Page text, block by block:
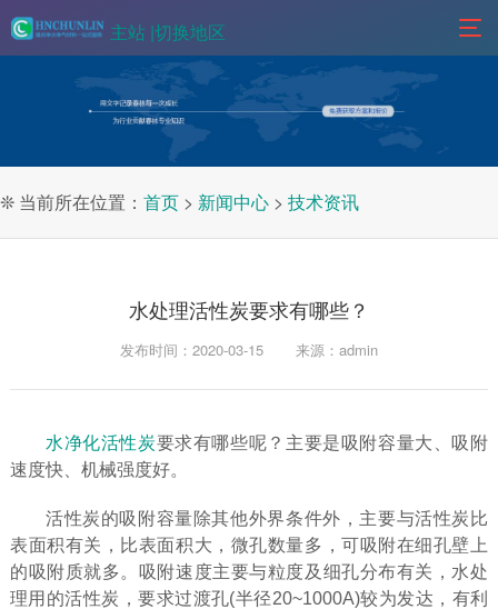
主站 |切换地区
❊ 当前所在位置： 首页 > 新闻中心 > 技术资讯
水处理活性炭要求有哪些？
发布时间：2020-03-15 来源：admin
水净化活性炭要求有哪些呢？主要是吸附容量大、吸附
速度快、机械强度好。
活性炭的吸附容量除其他外界条件外，主要与活性炭比
表面积有关，比表面积大，微孔数量多，可吸附在细孔壁上
的吸附质就多。吸附速度主要与粒度及细孔分布有关，水处
理用的活性炭，要求过渡孔(半径20~1000A)较为发达，有利